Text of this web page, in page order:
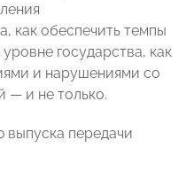
как обеспечить темпы
государства, как
и нарушениями со
— и не только.
передачи